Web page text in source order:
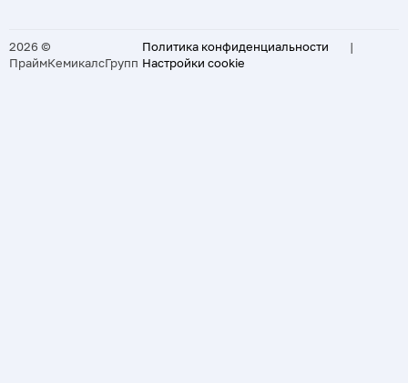
2026 ©
ПраймКемикалсГрупп
Политика конфиденциальности
|
Настройки cookie